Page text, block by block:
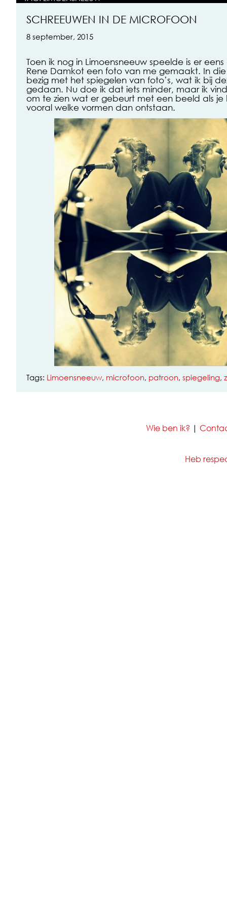
SCHREEUWEN IN DE MICROFOON
8 september, 2015
Toen ik nog in Limoensneeuw speelde is er
Rene Damkot een foto van me gemaakt. In
bezig met het spiegelen van foto’s, wat ik bij
gedaan. Nu doe ik dat iets minder, maar ik
om te zien wat er gebeurt met een beeld als je
vooral welke vormen dan ontstaan.
Tags: Limoensneeuw, microfoon, patroon, spiegeling,
Wie ben ik? |
Heb